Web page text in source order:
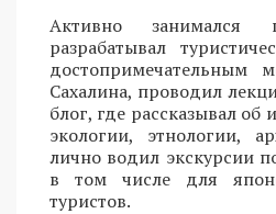
Активно занимался
разрабатывал
достопримечательным
Сахалина, проводил
блог, где рассказывал об
экологии, этнологии,
лично водил экскурсии
в том числе для
туристов.